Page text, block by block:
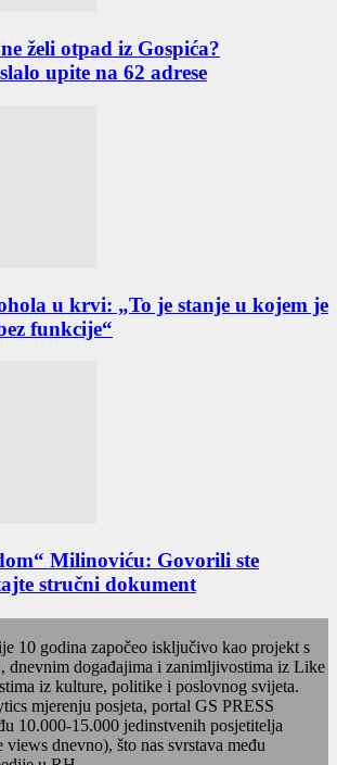
želi otpad iz Gospića?
upite na 62 adrese
u krvi: „To je stanje u kojem je
funkcije“
Milinoviću: Govorili ste
stručni dokument
10 godina započeo isključivo kao projekt s
dnevnim događajima i zanimljivostima iz Like
iz kulture, politike i poslovnog svijeta.
mjerenju posjeta, portal GS PRESS
10.000-15.000 jedinstvenih posjetitelja
dnevno), što nas svrstava među